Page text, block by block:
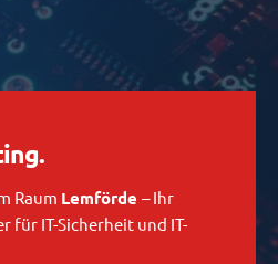
Raum Lemförde – Ihr
für IT-Sicherheit und IT-